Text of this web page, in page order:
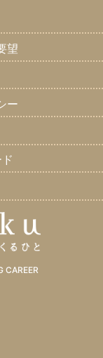
は？(12) 集めてるも
嫌いな食べ物は？(12)
きなテレビ番組は？(10)
好きなブランドは？(1)
(12)
一つだけ願いが叶うとした
望
ー
CAREER